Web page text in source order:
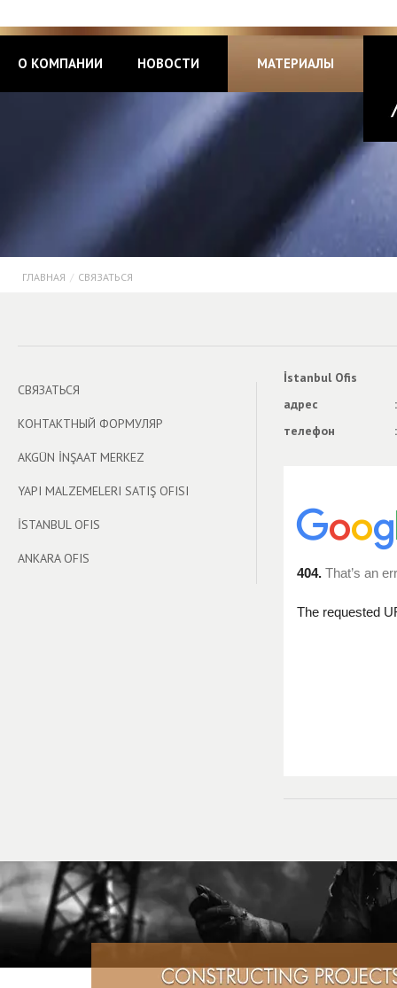
О КОМПАНИИ НОВОСТИ МАТЕРИАЛЫ
ГЛАВНАЯ / СВЯЗАТЬСЯ
СВЯЗАТЬСЯ
КОНТАКТНЫЙ ФОРМУЛЯР
AKGÜN İNŞAAT MERKEZ
YAPI MALZEMELERI SATIŞ OFISI
İSTANBUL OFIS
ANKARA OFIS
İstanbul Ofis
адрес
:
телефон
: